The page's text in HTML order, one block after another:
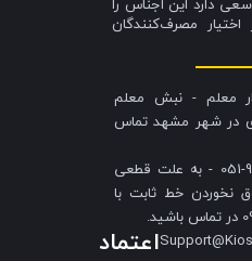
دارد این اجناس را
مصرف‌کنندگان
معلم - نبش معلم
در شهر مشهد تماس
شماره تماس: 91690879-051 - به علت قطعی
نخوردن خط ثابت با
اعتماد